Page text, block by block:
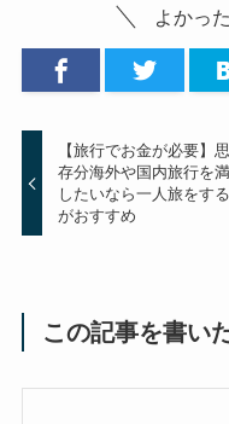
よかっ
【旅行でお金が必要】
存分海外や国内旅行を
したいなら一人旅をす
がおすすめ
この記事を書い